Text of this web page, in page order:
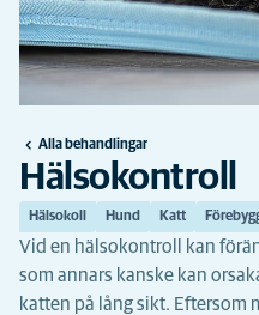
Alla behandlingar
Hälsokontroll
Hälsokoll Hund Katt
Vid en hälsokontroll kan
som annars kanske kan
katten på lång sikt. Eftersom